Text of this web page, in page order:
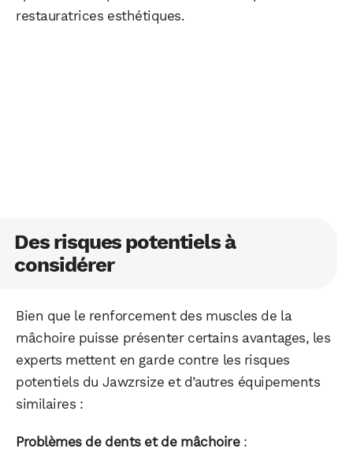
restauratrices esthétiques.
Des risques potentiels à
considérer
Bien que le renforcement des muscles de la
mâchoire puisse présenter certains avantages, les
experts mettent en garde contre les risques
potentiels du Jawzrsize et d’autres équipements
similaires :
Problèmes de dents et de mâchoire: